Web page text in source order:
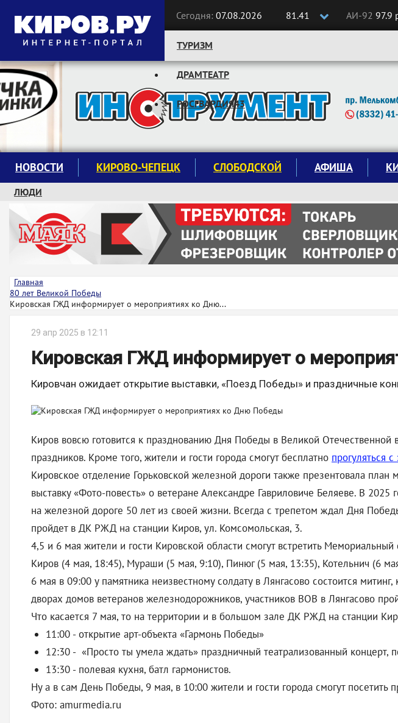
Сегодня: 07.08.2026 81.41 АИ-92 97.9
Следите за новостями:
ТУРИЗМ
ДРАМТЕАТР
РОСГВАРДИЯ43
НОВОСТИ КИРОВО-ЧЕПЕЦК СЛОБОДСКОЙ АФИША
ЛЮДИ
КРУЖКИ И СЕКЦИИ
ЗАВОДУ "МАЯК" 85 ЛЕТ
ЭКОЛОГИЯ
Главная
80 лет Великой Победы
Кировская ГЖД информирует о мероприятиях ко Дню...
29 апр 2025 в 12:11
Кировская ГЖД информирует о
Кировчан ожидает открытие выставки, «Поезд Победы» и праздничные
Киров вовсю готовится к празднованию Дня Победы в Великой
праздников. Кроме того, жители и гости города смогут бесплатно прогуляться
Кировское отделение Горьковской железной дороги также презентовала
выставку «Фото-повесть» о ветеране Александре Гавриловиче Беляеве. В
на железной дороге 50 лет из своей жизни. Всегда с трепетом ждал Дня
пройдет в ДК РЖД на станции Киров, ул. Комсомольская, 3.
4,5 и 6 мая жители и гости Кировской области смогут встретить
Киров (4 мая, 18:45), Мураши (5 мая, 9:10), Пинюг (5 мая, 13:35), Котельнич (6
6 мая в 09:00 у памятника неизвестному солдату в Лянгасово состоится
дворах домов ветеранов железнодорожников, участников ВОВ в Лянгасово
Что касается 7 мая, то на территории и в большом зале ДК РЖД на станции
11:00 - открытие арт-объекта «Гармонь Победы»
12:30 - «Просто ты умела ждать» праздничный театрализованный
13:30 - полевая кухня, батл гармонистов.
Ну а в сам День Победы, 9 мая, в 10:00 жители и гости города смогут посетить
Фото: amurmedia.ru